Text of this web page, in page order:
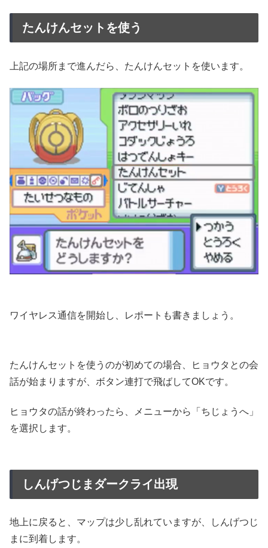
たんけんセットを使う
上記の場所まで進んだら、たんけんセットを使います。
ワイヤレス通信を開始し、レポートも書きましょう。
たんけんセットを使うのが初めての場合、ヒョウタとの会
話が始まりますが、ボタン連打で飛ばしてOKです。
ヒョウタの話が終わったら、メニューから「ちじょうへ」
を選択します。
しんげつじまダークライ出現
地上に戻ると、マップは少し乱れていますが、しんげつじ
まに到着します。